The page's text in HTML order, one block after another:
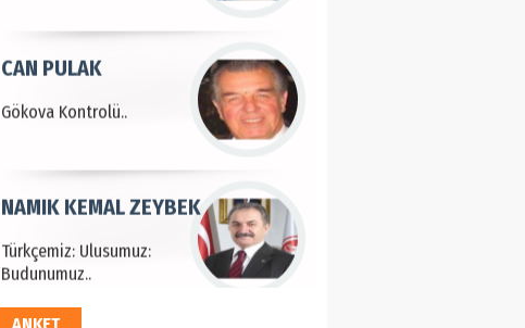
Gökova Kontrolü..
CAN PULAK
Türkçemiz: Ulusumuz:
Budunumuz..
NAMIK KEMAL ZEYBEK